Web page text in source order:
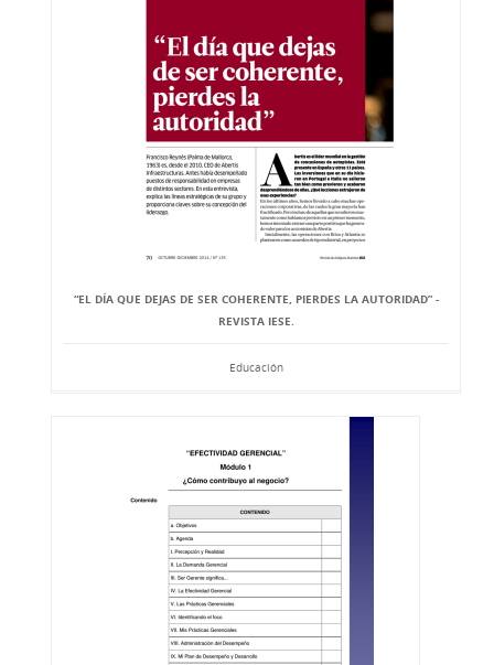
“EL DÍA QUE DEJAS DE SER COHERENTE, PIERDES LA AUTORIDAD” -
REVISTA IESE.
Educación